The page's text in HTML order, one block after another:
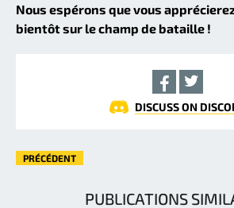
Nous espérons que vous
bientôt sur le champ de bataille !
DISCUSS ON
PRÉCÉDENT
PUBLICATIONS